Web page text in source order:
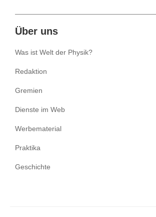
Über uns
Was ist Welt der Physik?
Redaktion
Gremien
Dienste im Web
Werbematerial
Praktika
Geschichte